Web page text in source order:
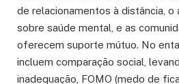
de relacionamentos à distância, o
sobre saúde mental, e as
oferecem suporte mútuo. No
incluem comparação social,
inadequação, FOMO (medo de